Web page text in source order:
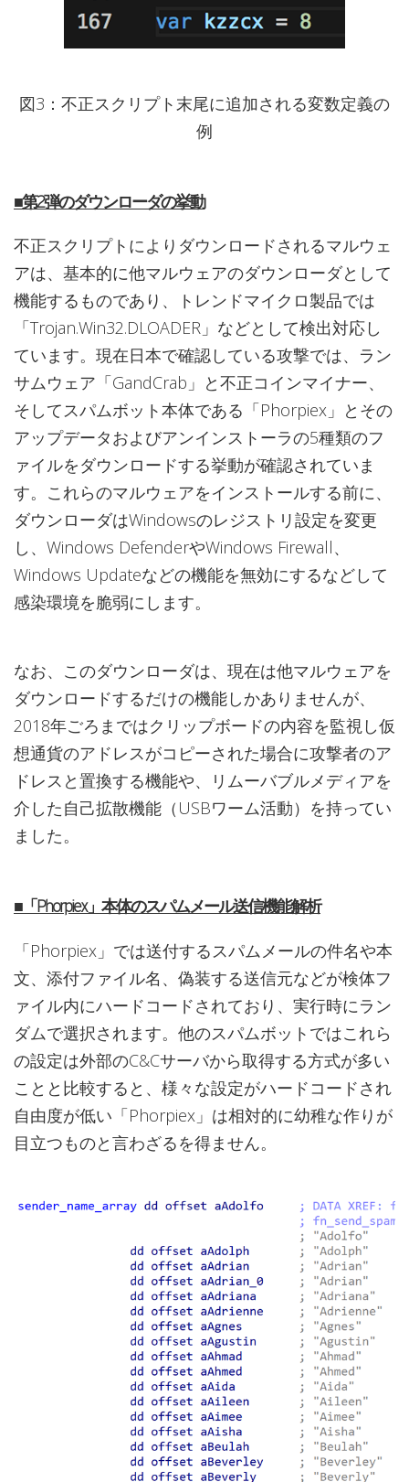
図3：不正スクリプト末尾に追加される変数定義の
例
■第2弾のダウンローダの挙動
不正スクリプトによりダウンロードされるマルウェ
アは、基本的に他マルウェアのダウンローダとして
機能するものであり、トレンドマイクロ製品では
「Trojan.Win32.DLOADER」などとして検出対応し
ています。現在日本で確認している攻撃では、ラン
サムウェア「GandCrab」と不正コインマイナー、
そしてスパムボット本体である「Phorpiex」とその
アップデータおよびアンインストーラの5種類のフ
ァイルをダウンロードする挙動が確認されていま
す。これらのマルウェアをインストールする前に、
ダウンローダはWindowsのレジストリ設定を変更
し、Windows DefenderやWindows Firewall、
Windows Updateなどの機能を無効にするなどして
感染環境を脆弱にします。
なお、このダウンローダは、現在は他マルウェアを
ダウンロードするだけの機能しかありませんが、
2018年ごろまではクリップボードの内容を監視し仮
想通貨のアドレスがコピーされた場合に攻撃者のア
ドレスと置換する機能や、リムーバブルメディアを
介した自己拡散機能（USBワーム活動）を持ってい
ました。
■「Phorpiex」本体のスパムメール送信機能解析
「Phorpiex」では送付するスパムメールの件名や本
文、添付ファイル名、偽装する送信元などが検体フ
ァイル内にハードコードされており、実行時にラン
ダムで選択されます。他のスパムボットではこれら
の設定は外部のC&Cサーバから取得する方式が多い
ことと比較すると、様々な設定がハードコードされ
自由度が低い「Phorpiex」は相対的に幼稚な作りが
目立つものと言わざるを得ません。